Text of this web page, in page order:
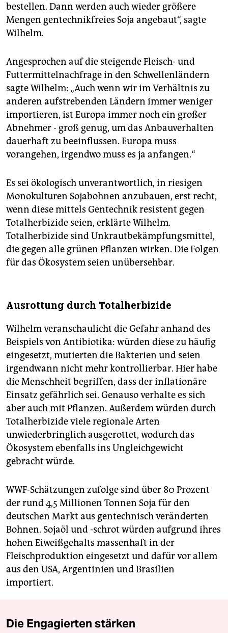
bestellen. Dann werden auch wieder größere
Mengen gentechnikfreies Soja angebaut“, sagte
Wilhelm.
Angesprochen auf die steigende Fleisch- und
Futtermittelnachfrage in den Schwellenländern
sagte Wilhelm: „Auch wenn wir im Verhältnis zu
anderen aufstrebenden Ländern immer weniger
importieren, ist Europa immer noch ein großer
Abnehmer - groß genug, um das Anbauverhalten
dauerhaft zu beeinflussen. Europa muss
vorangehen, irgendwo muss es ja anfangen.“
Es sei ökologisch unverantwortlich, in riesigen
Monokulturen Sojabohnen anzubauen, erst recht,
wenn diese mittels Gentechnik resistent gegen
Totalherbizide seien, erklärte Wilhelm.
Totalherbizide sind Unkrautbekämpfungsmittel,
die gegen alle grünen Pflanzen wirken. Die Folgen
für das Ökosystem seien unübersehbar.
Ausrottung durch Totalherbizide
Wilhelm veranschaulicht die Gefahr anhand des
Beispiels von Antibiotika: würden diese zu häufig
eingesetzt, mutierten die Bakterien und seien
irgendwann nicht mehr kontrollierbar. Hier habe
die Menschheit begriffen, dass der inflationäre
Einsatz gefährlich sei. Genauso verhalte es sich
aber auch mit Pflanzen. Außerdem würden durch
Totalherbizide viele regionale Arten
unwiederbringlich ausgerottet, wodurch das
Ökosystem ebenfalls ins Ungleichgewicht
gebracht würde.
WWF-Schätzungen zufolge sind über 80 Prozent
der rund 4,5 Millionen Tonnen Soja für den
deutschen Markt aus gentechnisch veränderten
Bohnen. Sojaöl und -schrot würden aufgrund ihres
hohen Eiweißgehalts massenhaft in der
Fleischproduktion eingesetzt und dafür vor allem
aus den USA, Argentinien und Brasilien
importiert.
Die Engagierten stärken